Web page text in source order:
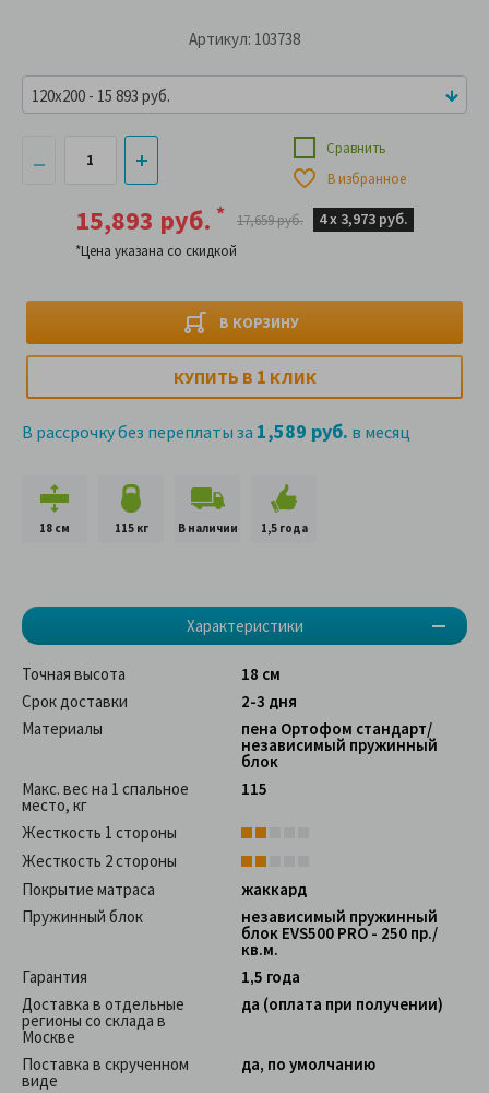
Артикул: 103738
15,893 руб. *
*Цена указана со скидкой
17,659 руб. 4 х 3,973 руб.
В КОРЗИНУ
Сравнить
В избранное
КУПИТЬ В 1 КЛИК
В рассрочку без переплаты за 1,589 руб. в месяц
120x200 - 15 893 руб.
18 см 115 кг В наличии 1,5 года
Характеристики
Точная высота
18 см
Срок доставки
2-3 дня
Материалы
пена Ортофом стандарт/
независимый пружинный
блок
Макс. вес на 1 спальное
место, кг
115
Жесткость 1 стороны
Жесткость 2 стороны
Покрытие матраса
жаккард
Пружинный блок
независимый пружинный
блок EVS500 PRO - 250 пр./
кв.м.
Гарантия
1,5 года
Доставка в отдельные
регионы со склада в
Москве
да (оплата при получении)
Поставка в скрученном
виде
да, по умолчанию